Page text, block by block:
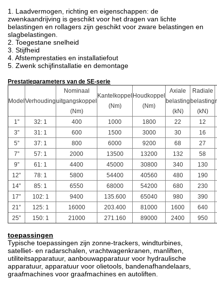
1. Laadvermogen, richting en eigenschappen: de
zwenkaandrijving is geschikt voor het dragen van lichte
belastingen en rollagers zijn geschikt voor zware belastingen en
slagbelastingen.
2. Toegestane snelheid
3. Stijfheid
4. Afstemprestaties en installatiefout
5. Zwenk schijfinstallatie en demontage
Prestatieparameters van de SE-serie
ModelVerhouding
Nominaal
uitgangskoppel
(Nm)
Kantelkoppel
(Nm)
Houdkoppel
(Nm)
Axiale
belasting
(kN)
Radiale
belasting
(kN)
1” 32: 1 400 1000 1800 22
12
3”
31: 1 600 1500 3000 30
16
5”
37: 1 800 6000 9200 68
27
7”
57: 1 2000 13500 13200 132
58
9”
61: 1 4400 45000 30800 340
130
12”
78: 1 5800 54400 40560 480
190
14”
85: 1 6550 68000 54200 680
230
17”
102: 1 9400 135.600 65040 980
390
21”
125: 1 16000 203.400 81000 1600
640
25”
150: 1 21000 271.160 89000 2400 950
toepassingen
Typische toepassingen zijn zonne-trackers, windturbines,
satelliet- en radarschalen, vrachtwagenkranen, manliften,
utiliteitsapparatuur, aanbouwapparatuur voor hydraulische
apparatuur, apparatuur voor olietools, bandenafhandelaars,
graafmachines voor graafmachines en autoliften.